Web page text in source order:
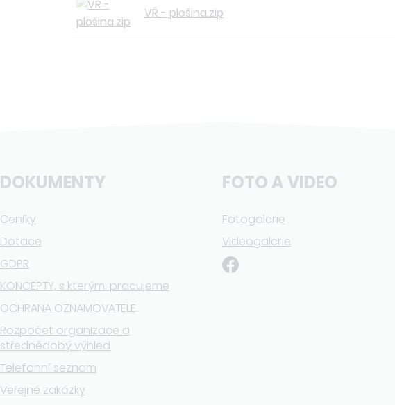
VŘ - plošina.zip
DOKUMENTY
Ceníky
Dotace
GDPR
KONCEPTY, s kterými pracujeme
OCHRANA OZNAMOVATELE
Rozpočet organizace a
střednědobý výhled
Telefonní seznam
Veřejné zakázky
FOTO A VIDEO
Fotogalerie
Videogalerie